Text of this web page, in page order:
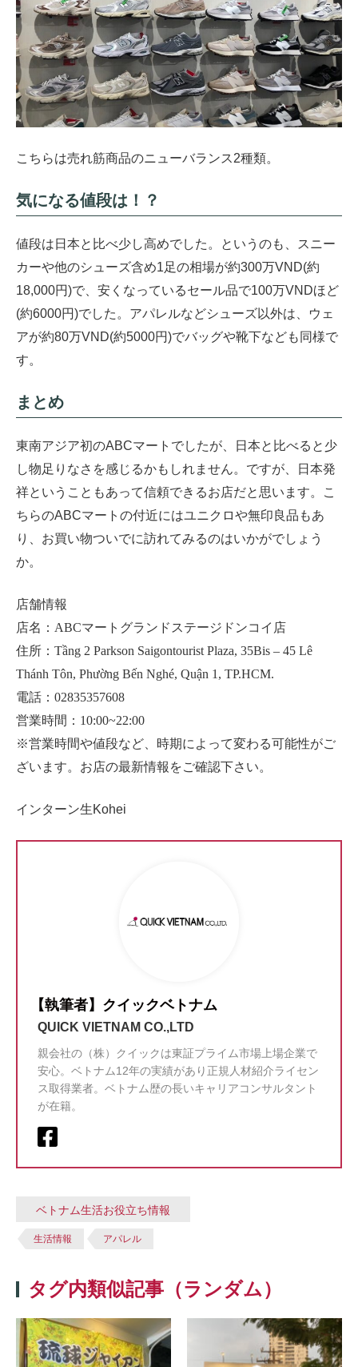
こちらは売れ筋商品のニューバランス2種類。
気になる値段は！？
値段は日本と比べ少し高めでした。というのも、スニー
カーや他のシューズ含め1足の相場が約300万VND(約
18,000円)で、安くなっているセール品で100万VNDほど
(約6000円)でした。アパレルなどシューズ以外は、ウェ
アが約80万VND(約5000円)でバッグや靴下なども同様で
す。
まとめ
東南アジア初のABCマートでしたが、日本と比べると少
し物足りなさを感じるかもしれません。ですが、日本発
祥ということもあって信頼できるお店だと思います。こ
ちらのABCマートの付近にはユニクロや無印良品もあ
り、お買い物ついでに訪れてみるのはいかがでしょう
か。
店舗情報
店名： ABCマートグランドステージドンコイ店
住所： Tầng 2 Parkson Saigontourist Plaza, 35Bis – 45 Lê
Thánh Tôn, Phường Bến Nghé, Quận 1, TP.HCM.
電話： 02835357608
営業時間： 10:00~22:00
※営業時間や値段など、時期によって変わる可能性がご
ざいます。お店の最新情報をご確認下さい。
インターン生Kohei
【執筆者】クイックベトナム
QUICK VIETNAM CO.,LTD
親会社の（株）クイックは東証プライム市場上場企業で
安心。ベトナム12年の実績があり正規人材紹介ライセン
ス取得業者。ベトナム歴の長いキャリアコンサルタント
が在籍。
ベトナム生活お役立ち情報
生活情報 アパレル
タグ内類似記事（ランダム）